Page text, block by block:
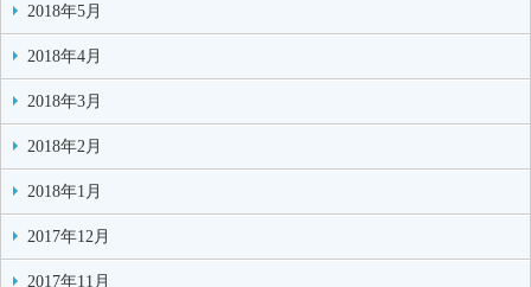
2018年5月
2018年4月
2018年3月
2018年2月
2018年1月
2017年12月
2017年11月